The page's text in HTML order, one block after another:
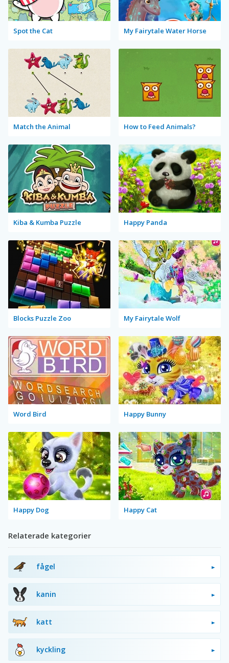
Spot the Cat My Fairytale Water Horse
Match the Animal How to Feed Animals?
Kiba & Kumba Puzzle Happy Panda
Blocks Puzzle Zoo My Fairytale Wolf
Word Bird Happy Bunny
Happy Dog Happy Cat
Relaterade kategorier
fågel
kanin
katt
kyckling